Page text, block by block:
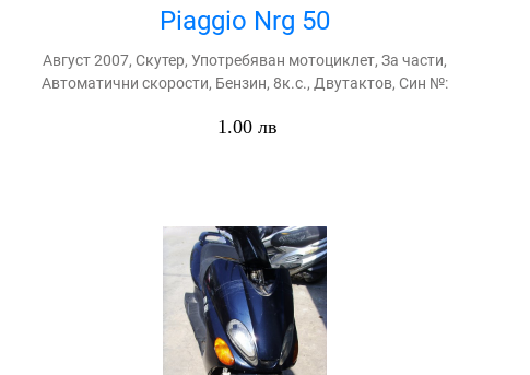
Piaggio Nrg 50
Август 2007, Скутер, Употребяван мотоциклет, За части,
Автоматични скорости, Бензин, 8к.с., Двутактов, Син №:
1.00 лв